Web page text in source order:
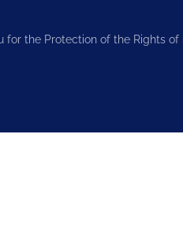
for the Protection of the Rights of